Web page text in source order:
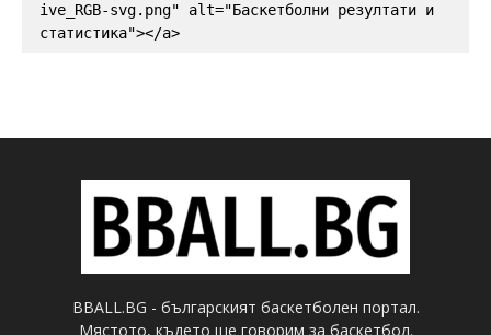
ive_RGB-svg.png" alt="Баскетболни резултати и
статистика"></a>
BBALL.BG - българският баскетболен портал.
Мястото, където ще говорим за баскетбол.